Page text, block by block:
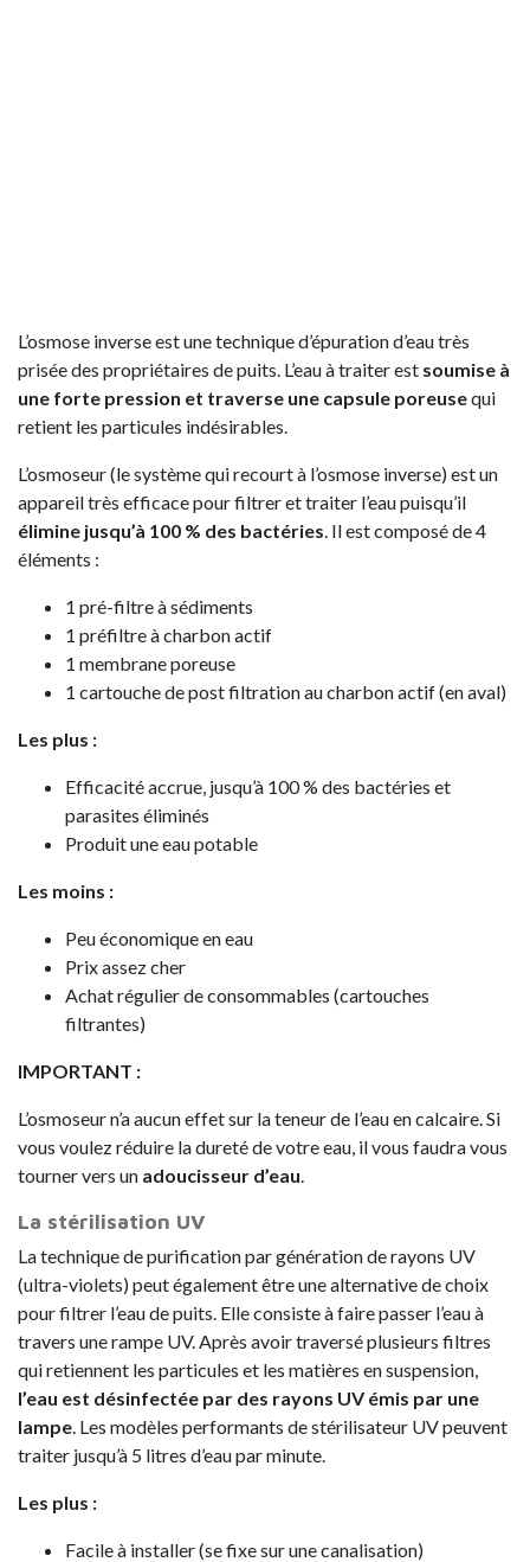
L’osmose inverse est une technique d’épuration d’eau très
prisée des propriétaires de puits. L’eau à traiter est soumise à
une forte pression et traverse une capsule poreusequi
retient les particules indésirables.
L’osmoseur (le système qui recourt à l’osmose inverse) est un
appareil très efficace pour filtrer et traiter l’eau puisqu’il
élimine jusqu’à 100 % des bactéries . Il est composé de 4
éléments :
1 pré-filtre à sédiments
1 préfiltre à charbon actif
1 membrane poreuse
1 cartouche de post filtration au charbon actif (en aval)
Les plus :
Efficacité accrue, jusqu’à 100 % des bactéries et
parasites éliminés
Produit une eau potable
Les moins :
Peu économique en eau
Prix assez cher
Achat régulier de consommables (cartouches
filtrantes)
IMPORTANT :
L’osmoseur n’a aucun effet sur la teneur de l’eau en calcaire. Si
vous voulez réduire la dureté de votre eau, il vous faudra vous
tourner vers un adoucisseur d’eau
La stérilisation UV
La technique de purification par génération de rayons UV
(ultra-violets) peut également être une alternative de choix
pour filtrer l’eau de puits. Elle consiste à faire passer l’eau à
travers une rampe UV. Après avoir traversé plusieurs filtres
qui retiennent les particules et les matières en suspension,
l’eau est désinfectée par des rayons UV émis par une
lampe . Les modèles performants de stérilisateur UV peuvent
traiter jusqu’à 5 litres d’eau par minute.
Les plus :
Facile à installer (se fixe sur une canalisation)